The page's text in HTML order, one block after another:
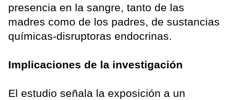
presencia en la sangre, tanto de las
madres como de los padres, de sustancias
químicas-disruptoras endocrinas.
Implicaciones de la investigación
El estudio señala la exposición a un